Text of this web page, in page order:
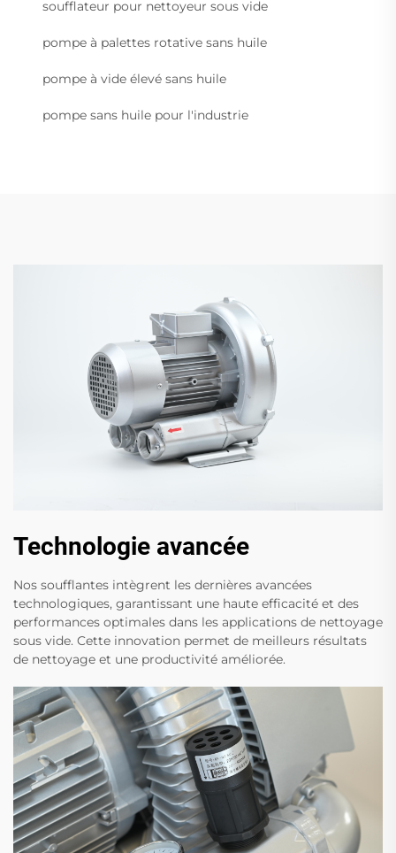
soufflateur pour nettoyeur sous vide
pompe à palettes rotative sans huile
pompe à vide élevé sans huile
pompe sans huile pour l'industrie
Technologie avancée
Nos soufflantes intègrent les dernières avancées
technologiques, garantissant une haute efficacité et des
performances optimales dans les applications de nettoyage
sous vide. Cette innovation permet de meilleurs résultats
de nettoyage et une productivité améliorée.